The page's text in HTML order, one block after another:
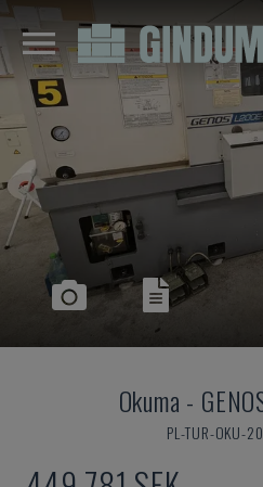
Okuma -
PL-TUR-OKU-